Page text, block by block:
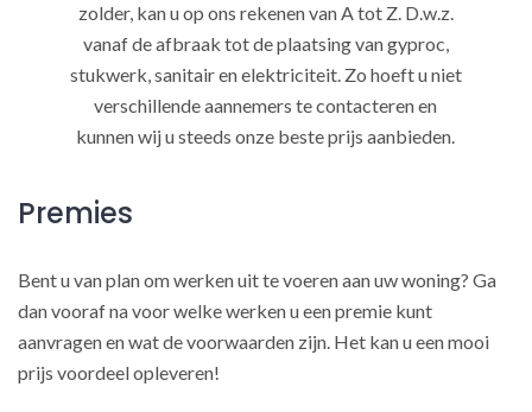
zolder, kan u op ons rekenen van A tot Z. D.w.z.
vanaf de afbraak tot de plaatsing van gyproc,
stukwerk, sanitair en elektriciteit. Zo hoeft u niet
verschillende aannemers te contacteren en
kunnen wij u steeds onze beste prijs aanbieden.
Premies
Bent u van plan om werken uit te voeren aan uw woning? Ga
dan vooraf na voor welke werken u een premie kunt
aanvragen en wat de voorwaarden zijn. Het kan u een mooi
prijs voordeel opleveren!